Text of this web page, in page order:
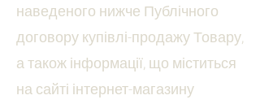
наведеного нижче Публічного
договору купівлі-продажу Товару,
а також інформації, що міститься
на сайті інтернет-магазину